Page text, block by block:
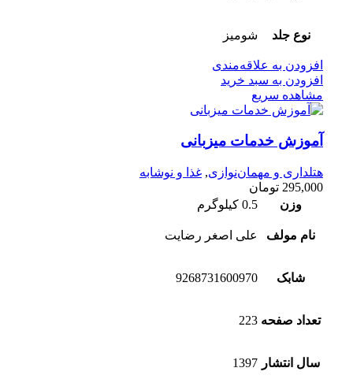
نوع جلد شومیز
افزودن به علاقه‌مندی
افزودن به سبد خرید
مشاهده سریع
آموزش خدمات میزبانی
هتلداری و مهمان‌نوازی, غذا و نوشابه
295,000 تومان
وزن
0.5 کیلوگرم
نام مولف علی اصغر رضایت
شابک 9268731600970
تعداد صفحه 223
سال انتشار 1397